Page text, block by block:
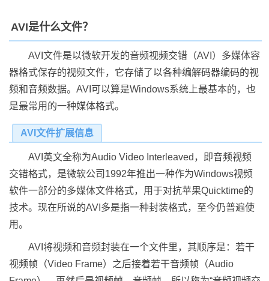
AVI是什么文件？
AVI文件是以微软开发的音频视频交错（AVI）多媒体容
器格式保存的视频文件，它存储了以各种编解码器编码的视
频和音频数据。AVI可以算是Windows系统上最基本的，也
是最常用的一种媒体格式。
AVI文件扩展信息
AVI英文全称为Audio Video Interleaved，即音频视频
交错格式，是微软公司1992年推出一种作为Windows视频
软件一部分的多媒体文件格式，用于对抗苹果Quicktime的
技术。现在所说的AVI多是指一种封装格式，至今仍普遍使
用。
AVI将视频和音频封装在一个文件里，其顺序是：若干
视频帧（Video Frame）之后接着若干音频帧（Audio